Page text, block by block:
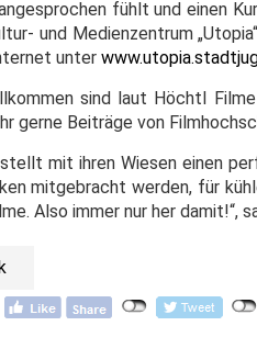
fühlt und einen
und Medienzentrum
unter
sind laut Höchtl
gerne Beiträge von
mit ihren Wiesen einen
mitgebracht werden, für
Also immer nur her damit!“,